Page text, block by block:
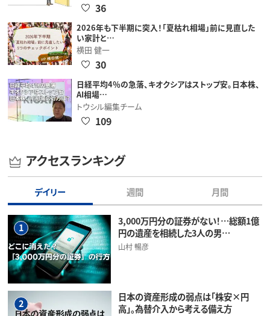
36
2026年も下半期に突入！「夏枯れ相場」前に見直した
い家計と…
横田 健一
30
日経平均4％の急落、キオクシアはストップ安。日本株、
AI相場…
トウシル編集チーム
109
アクセスランキング
デイリー 週間 月間
1
3,000万円分の証券がない！…総額1億
円の遺産を相続した3人の男…
山村 暢彦
2
日本の資産形成の弱点は「株安×円
高」。為替介入から考える備え方